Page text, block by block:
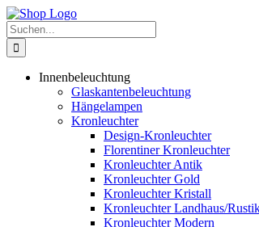
Zum
Inhalt
springen
Suche
nach:
Innenbeleuchtung
Glaskantenbeleuchtung
Hängelampen
Kronleuchter
Design-Kronleuchter
Florentiner Kronleuchter
Kronleuchter Antik
Kronleuchter Gold
Kronleuchter Kristall
Kronleuchter Landhaus/
Kronleuchter Modern